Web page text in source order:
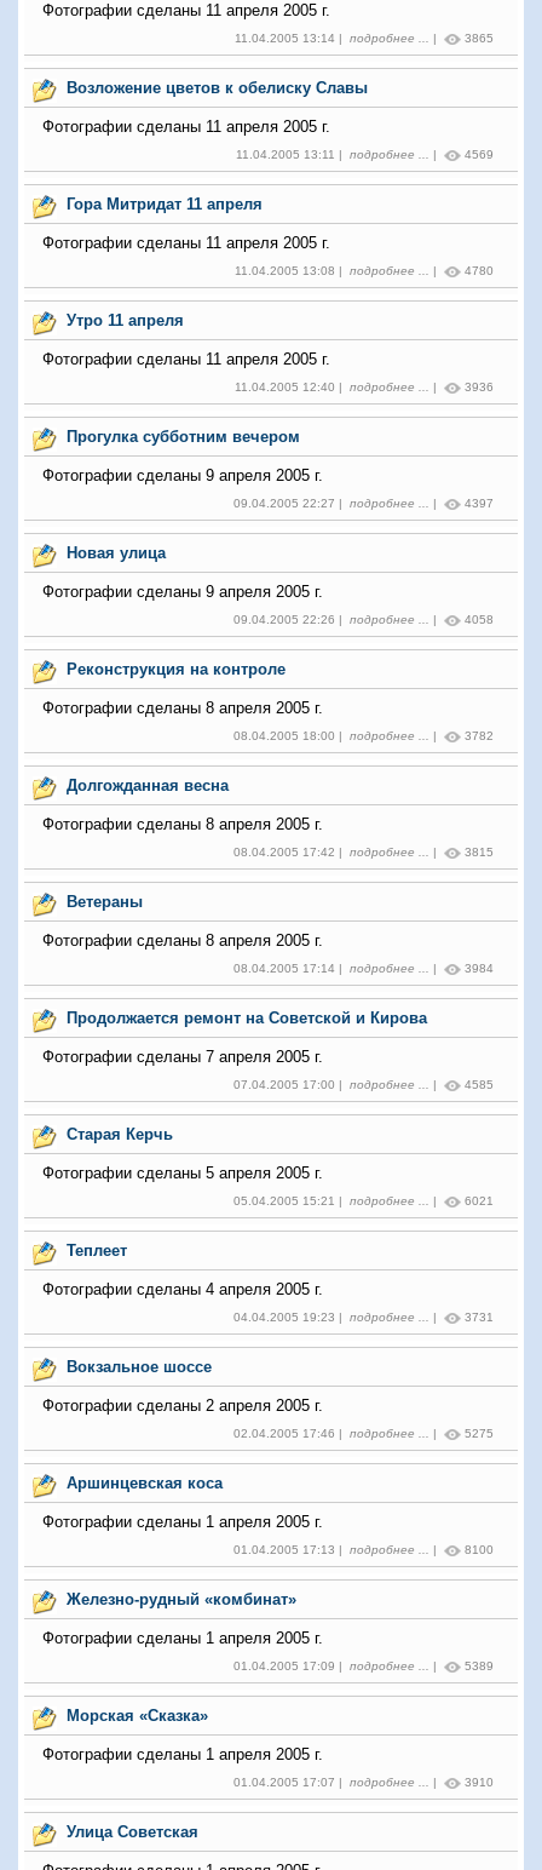
Фотографии сделаны 11 апреля 2005 г.
11.04.2005 13:14 | подробнее ... | 3865
Возложение цветов к обелиску Славы
Фотографии сделаны 11 апреля 2005 г.
11.04.2005 13:11 | подробнее ... | 4569
Гора Митридат 11 апреля
Фотографии сделаны 11 апреля 2005 г.
11.04.2005 13:08 | подробнее ... | 4780
Утро 11 апреля
Фотографии сделаны 11 апреля 2005 г.
11.04.2005 12:40 | подробнее ... | 3936
Прогулка субботним вечером
Фотографии сделаны 9 апреля 2005 г.
09.04.2005 22:27 | подробнее ... | 4397
Новая улица
Фотографии сделаны 9 апреля 2005 г.
09.04.2005 22:26 | подробнее ... | 4058
Реконструкция на контроле
Фотографии сделаны 8 апреля 2005 г.
08.04.2005 18:00 | подробнее ... | 3782
Долгожданная весна
Фотографии сделаны 8 апреля 2005 г.
08.04.2005 17:42 | подробнее ... | 3815
Ветераны
Фотографии сделаны 8 апреля 2005 г.
08.04.2005 17:14 | подробнее ... | 3984
Продолжается ремонт на Советской и Кирова
Фотографии сделаны 7 апреля 2005 г.
07.04.2005 17:00 | подробнее ... | 4585
Старая Керчь
Фотографии сделаны 5 апреля 2005 г.
05.04.2005 15:21 | подробнее ... | 6021
Теплеет
Фотографии сделаны 4 апреля 2005 г.
04.04.2005 19:23 | подробнее ... | 3731
Вокзальное шоссе
Фотографии сделаны 2 апреля 2005 г.
02.04.2005 17:46 | подробнее ... | 5275
Аршинцевская коса
Фотографии сделаны 1 апреля 2005 г.
01.04.2005 17:13 | подробнее ... | 8100
Железно-рудный «комбинат»
Фотографии сделаны 1 апреля 2005 г.
01.04.2005 17:09 | подробнее ... | 5389
Морская «Сказка»
Фотографии сделаны 1 апреля 2005 г.
01.04.2005 17:07 | подробнее ... | 3910
Улица Советская